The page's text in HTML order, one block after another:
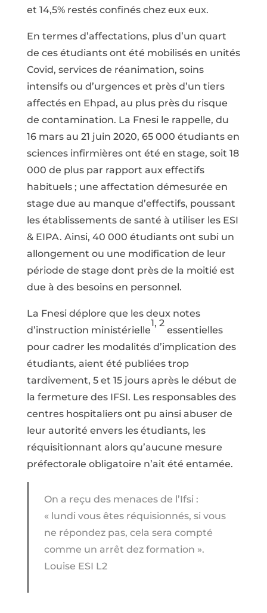
et 14,5% restés confinés chez eux eux.
En termes d’affectations, plus d’un quart
de ces étudiants ont été mobilisés en unités
Covid, services de réanimation, soins
intensifs ou d’urgences et près d’un tiers
affectés en Ehpad, au plus près du risque
de contamination. La Fnesi le rappelle, du
16 mars au 21 juin 2020, 65 000 étudiants en
sciences infirmières ont été en stage, soit 18
000 de plus par rapport aux effectifs
habituels ; une affectation démesurée en
stage due au manque d’effectifs, poussant
les établissements de santé à utiliser les ESI
& EIPA. Ainsi, 40 000 étudiants ont subi un
allongement ou une modification de leur
période de stage dont près de la moitié est
due à des besoins en personnel.
La Fnesi déplore que les deux notes
d’instruction ministérielle
1, 2
essentielles
pour cadrer les modalités d’implication des
étudiants, aient été publiées trop
tardivement, 5 et 15 jours après le début de
la fermeture des IFSI. Les responsables des
centres hospitaliers ont pu ainsi abuser de
leur autorité envers les étudiants, les
réquisitionnant alors qu’aucune mesure
préfectorale obligatoire n’ait été entamée.
On a reçu des menaces de l’Ifsi :
« lundi vous êtes réquisionnés, si vous
ne répondez pas, cela sera compté
comme un arrêt dez formation ».
Louise ESI L2